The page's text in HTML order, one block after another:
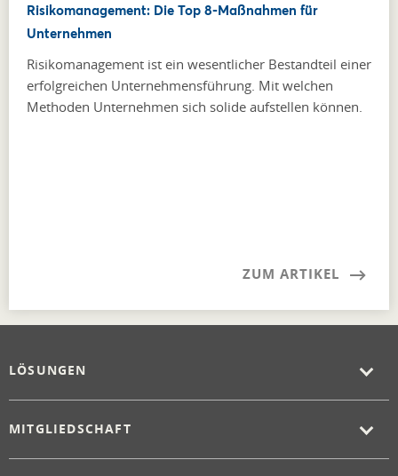
Risikomanagement: Die Top 8-Maßnahmen für
Unternehmen
Risikomanagement ist ein wesentlicher Bestandteil einer
erfolgreichen Unternehmensführung. Mit welchen
Methoden Unternehmen sich solide aufstellen können.
ZUM ARTIKEL
LÖSUNGEN
MITGLIEDSCHAFT